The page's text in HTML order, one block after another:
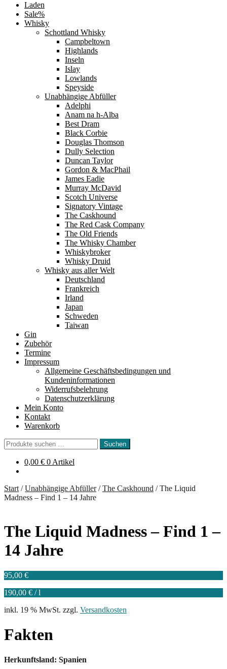
Laden
Sale%
Whisky
Schottland Whisky
Campbeltown
Highlands
Inseln
Islay
Lowlands
Speyside
Unabhängige Abfüller
Adelphi
Anam na h-Alba
Best Dram
Black Corbie
Douglas Thomson
Dully Selection
Duncan Taylor
Gordon & MacPhail
James Eadie
Murray McDavid
Scotch Universe
Signatory Vintage
The Caskhound
The Red Cask Company
The Old Friends
The Whisky Chamber
Whiskybroker
Whisky Druid
Whisky aus aller Welt
Deutschland
Frankreich
Irland
Japan
Schweden
Taiwan
Gin
Zubehör
Termine
Impressum
Allgemeine Geschäftsbedingungen und
Kundeninformationen
Widerrufsbelehrung
Datenschutzerklärung
Mein Konto
Kontakt
Warenkorb
Suchen
nach:
Suchen
0,00 € 0 Artikel
Start /Unabhängige Abfüller/The Caskhound /The Liquid
Madness – Find 1 – 14 Jahre
The Liquid Madness – Find 1 –
14 Jahre
95,00 €
190,00 € /l
inkl. 19 % MwSt. zzgl. Versandkosten
Fakten
Herkunftsland: Spanien